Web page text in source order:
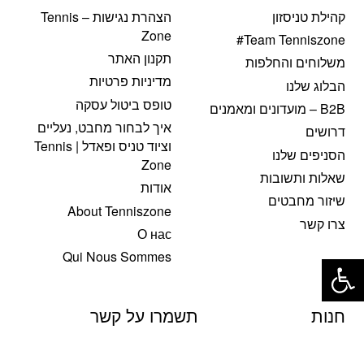
קהילת טניסזון
Team Tenniszone#
משלוחים והחלפות
הבלוג שלנו
B2B – מועדונים ומאמנים
דרושים
הסניפים שלנו
שאלות ותשובות
שיזור מחבטים
צרו קשר
הצהרת נגישות – Tennis
Zone
תקנון האתר
מדיניות פרטיות
טופס ביטול עסקה
איך לבחור מחבט, נעליים
וציוד טניס ופאדל | Tennis
Zone
אודות
About Tenniszone
О нас
Qui Nous Sommes
חנות תשמרו על קשר
פתח סרגל נגישות